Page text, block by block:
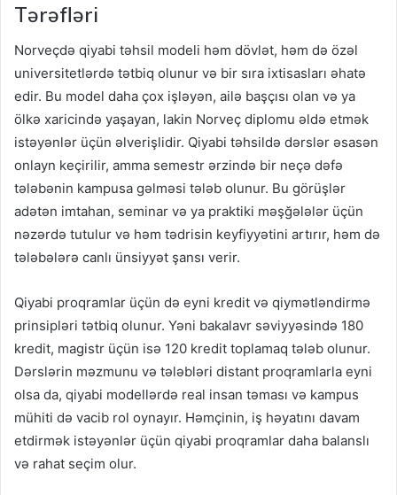
Tərəfləri
Norveçdə qiyabi təhsil modeli həm dövlət, həm də özəl
universitetlərdə tətbiq olunur və bir sıra ixtisasları əhatə
edir. Bu model daha çox işləyən, ailə başçısı olan və ya
ölkə xaricində yaşayan, lakin Norveç diplomu əldə etmək
istəyənlər üçün əlverişlidir. Qiyabi təhsildə dərslər əsasən
onlayn keçirilir, amma semestr ərzində bir neçə dəfə
tələbənin kampusa gəlməsi tələb olunur. Bu görüşlər
adətən imtahan, seminar və ya praktiki məşğələlər üçün
nəzərdə tutulur və həm tədrisin keyfiyyətini artırır, həm də
tələbələrə canlı ünsiyyət şansı verir.
Qiyabi proqramlar üçün də eyni kredit və qiymətləndirmə
prinsipləri tətbiq olunur. Yəni bakalavr səviyyəsində 180
kredit, magistr üçün isə 120 kredit toplamaq tələb olunur.
Dərslərin məzmunu və tələbləri distant proqramlarla eyni
olsa da, qiyabi modellərdə real insan təması və kampus
mühiti də vacib rol oynayır. Həmçinin, iş həyatını davam
etdirmək istəyənlər üçün qiyabi proqramlar daha balanslı
və rahat seçim olur.